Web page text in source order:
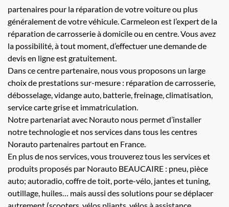
partenaires pour la réparation de votre voiture ou plus
généralement de votre véhicule. Carmeleon est l’expert de la
réparation de carrosserie à domicile ou en centre. Vous avez
la possibilité, à tout moment, d’effectuer une demande de
devis en ligne est gratuitement.
Dans ce centre partenaire, nous vous proposons un large
choix de prestations sur-mesure : réparation de carrosserie,
débosselage, vidange auto, batterie, freinage, climatisation,
service carte grise et immatriculation.
Notre partenariat avec Norauto nous permet d’installer
notre technologie et nos services dans tous les centres
Norauto partenaires partout en France.
En plus de nos services, vous trouverez tous les services et
produits proposés par Norauto BEAUCAIRE : pneu, pièce
auto; autoradio, coffre de toit, porte-vélo, jantes et tuning,
outillage, huiles… mais aussi des solutions pour se déplacer